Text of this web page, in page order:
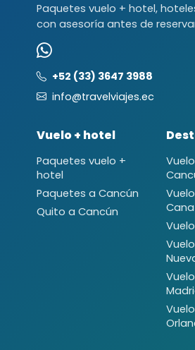
Paquetes vuelo + hotel,
con asesoría antes de
+52 (33) 3647 3988
info@travelviajes.ec
Vuelo + hotel
Paquetes vuelo +
hotel
Paquetes a Cancún
Quito a Cancún
Cana